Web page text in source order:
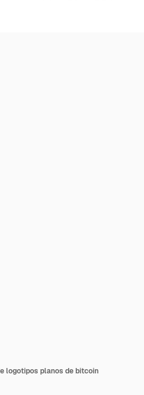
logotipos planos de bitcoin